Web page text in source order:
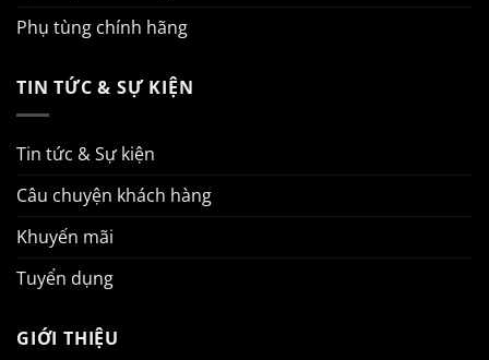
Phụ tùng chính hãng
TIN TỨC & SỰ KIỆN
Tin tức & Sự kiện
Câu chuyện khách hàng
Khuyến mãi
Tuyển dụng
GIỚI THIỆU